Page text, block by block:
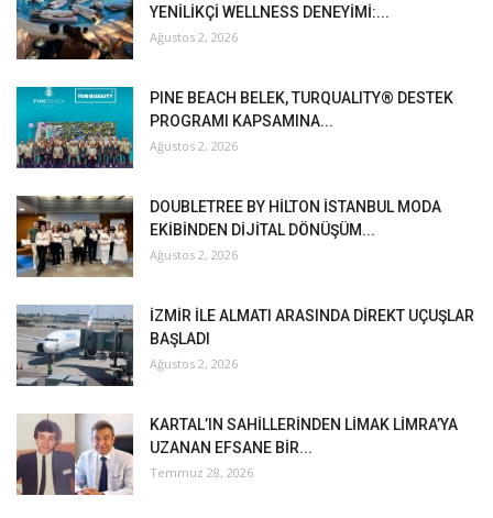
YENİLİKÇİ WELLNESS DENEYİMİ:...
Ağustos 2, 2026
PINE BEACH BELEK, TURQUALITY® DESTEK
PROGRAMI KAPSAMINA...
Ağustos 2, 2026
DOUBLETREE BY HİLTON İSTANBUL MODA
EKİBİNDEN DİJİTAL DÖNÜŞÜM...
Ağustos 2, 2026
İZMİR İLE ALMATI ARASINDA DİREKT UÇUŞLAR
BAŞLADI
Ağustos 2, 2026
KARTAL’IN SAHİLLERİNDEN LİMAK LİMRA’YA
UZANAN EFSANE BİR...
Temmuz 28, 2026